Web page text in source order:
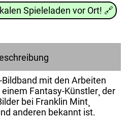
Spieleladen vor Ort! 🔗
mit den Arbeiten
Fantasy-Künstler¸ der
bei Franklin Mint¸
anderen bekannt ist.